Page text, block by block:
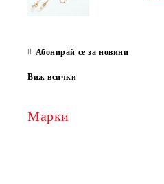
Абонирай се за новини
Виж всички
Марки